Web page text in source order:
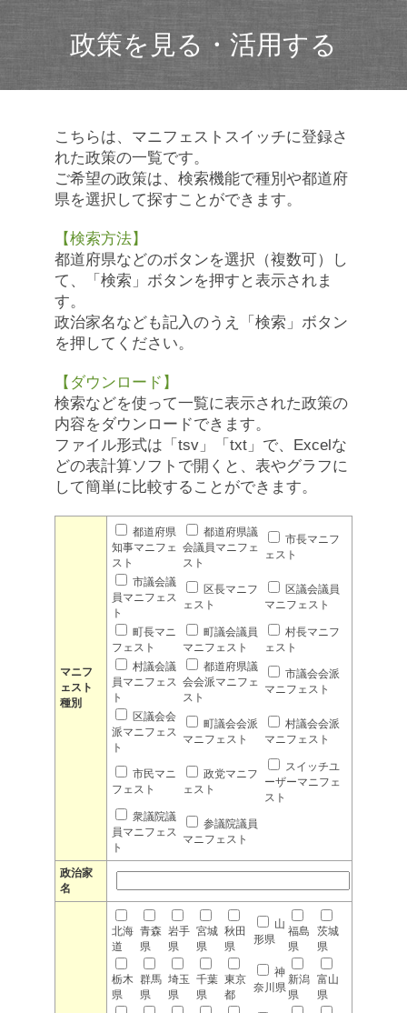
政策を見る・活用する
こちらは、マニフェストスイッチに登録さ
れた政策の一覧です。
ご希望の政策は、検索機能で種別や都道府
県を選択して探すことができます。
【検索方法】
都道府県などのボタンを選択（複数可）し
て、「検索」ボタンを押すと表示されま
す。
政治家名なども記入のうえ「検索」ボタン
を押してください。
【ダウンロード】
検索などを使って一覧に表示された政策の
内容をダウンロードできます。
ファイル形式は「tsv」「txt」で、Excelな
どの表計算ソフトで開くと、表やグラフに
して簡単に比較することができます。
マニフ
ェスト
種別
都道府県
知事マニフェ
スト
都道府県議
会議員マニフェ
スト
市長マニフ
ェスト
市議会議
員マニフェス
ト
区長マニフ
ェスト
区議会議員
マニフェスト
町長マニ
フェスト
町議会議員
マニフェスト
村長マニフ
ェスト
村議会議
員マニフェス
ト
都道府県議
会会派マニフェ
スト
市議会会派
マニフェスト
区議会会
派マニフェス
ト
町議会会派
マニフェスト
村議会会派
マニフェスト
市民マニ
フェスト
政党マニフ
ェスト
スイッチユ
ーザーマニフェ
スト
衆議院議
員マニフェス
ト
参議院議員
マニフェスト
政治家
名
北海
道
青森
県
岩手
県
宮城
県
秋田
県
山
形県
福島
県
茨城
県
栃木
県
群馬
県
埼玉
県
千葉
県
東京
都
神
奈川県
新潟
県
富山
県